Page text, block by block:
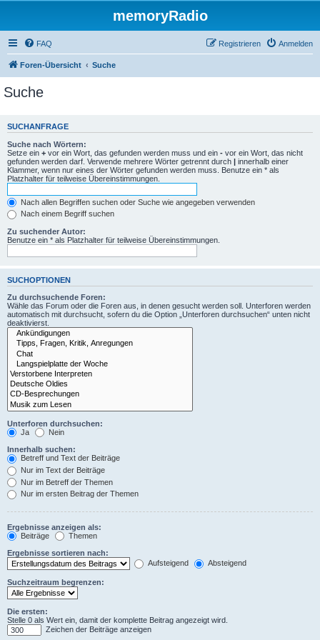
memoryRadio
FAQ Anmelden
Registrieren
Foren-Übersicht Suche
Suche
SUCHANFRAGE
Suche nach Wörtern:
Setze ein + vor ein Wort, das gefunden werden muss und ein - vor ein Wort, das nicht
gefunden werden darf. Verwende mehrere Wörter getrennt durch | innerhalb einer
Klammer, wenn nur eines der Wörter gefunden werden muss. Benutze ein * als
Platzhalter für teilweise Übereinstimmungen.
Nach allen Begriffen suchen oder Suche wie angegeben verwenden
Nach einem Begriff suchen
Zu suchender Autor:
Benutze ein * als Platzhalter für teilweise Übereinstimmungen.
SUCHOPTIONEN
Zu durchsuchende Foren:
Wähle das Forum oder die Foren aus, in denen gesucht werden soll. Unterforen werden
automatisch mit durchsucht, sofern du die Option „Unterforen durchsuchen“ unten nicht
deaktivierst.
Unterforen durchsuchen:
Ja
Nein
Innerhalb suchen:
Betreff und Text der Beiträge
Nur im Text der Beiträge
Nur im Betreff der Themen
Nur im ersten Beitrag der Themen
Ergebnisse anzeigen als:
Beiträge
Themen
Ergebnisse sortieren nach:
Aufsteigend
Absteigend
Suchzeitraum begrenzen:
Die ersten:
Stelle 0 als Wert ein, damit der komplette Beitrag angezeigt wird.
Zeichen der Beiträge anzeigen